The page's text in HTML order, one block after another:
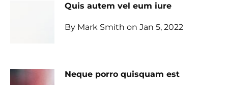
Quis autem vel eum iure
By Mark Smith on Jan 5, 2022
Neque porro quisquam est